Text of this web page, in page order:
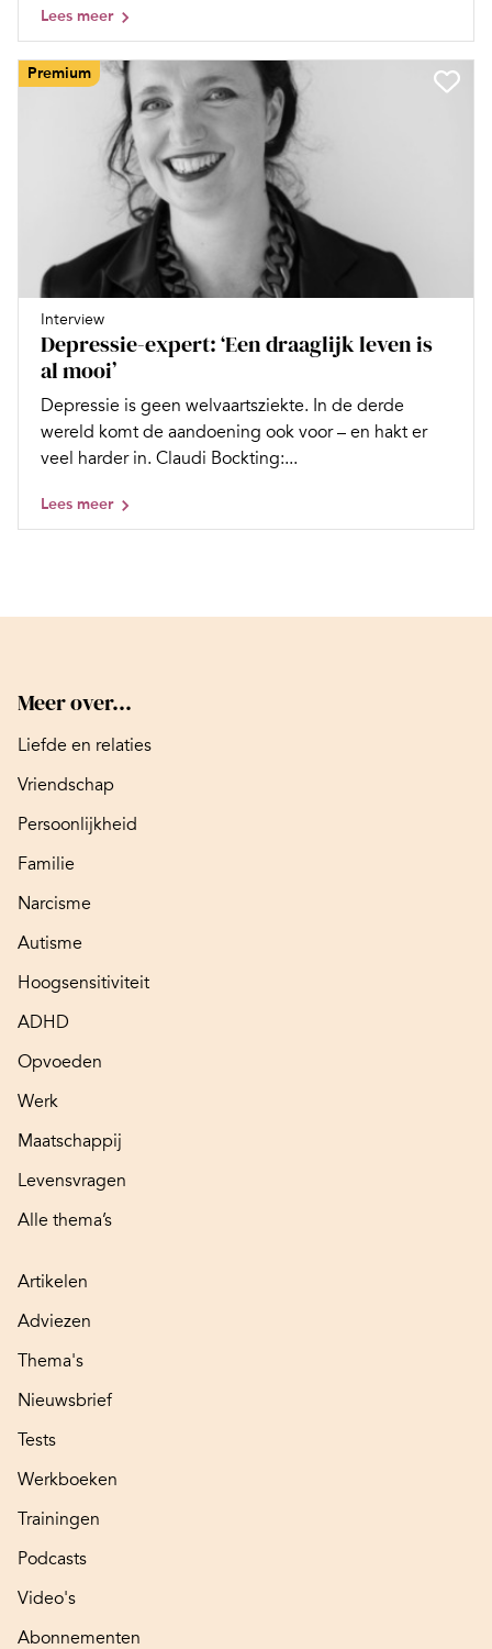
Lees meer
Premium
Interview
Depressie-expert: ‘Een draaglijk leven is
al mooi’
Depressie is geen welvaartsziekte. In de derde
wereld komt de aandoening ook voor – en hakt er
veel harder in. Claudi Bockting:...
Lees meer
Meer over...
Liefde en relaties
Vriendschap
Persoonlijkheid
Familie
Narcisme
Autisme
Hoogsensitiviteit
ADHD
Opvoeden
Werk
Maatschappij
Levensvragen
Alle thema’s
Artikelen
Adviezen
Thema's
Nieuwsbrief
Tests
Werkboeken
Trainingen
Podcasts
Video's
Abonnementen